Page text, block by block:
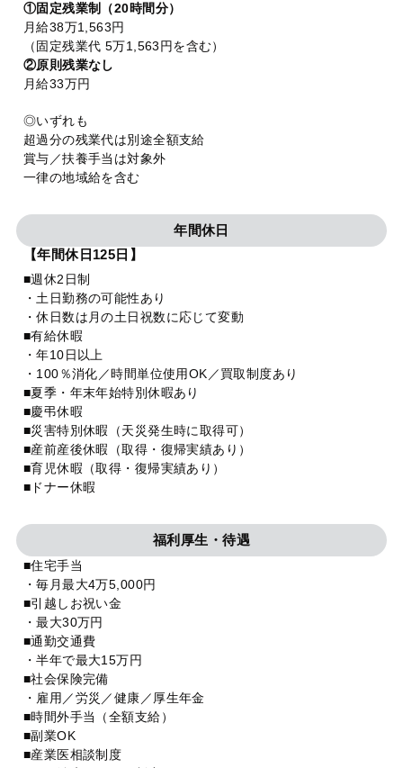
①固定残業制（20時間分）
月給38万1,563円
（固定残業代 5万1,563円を含む）
②原則残業なし
月給33万円
◎いずれも
超過分の残業代は別途全額支給
賞与／扶養手当は対象外
一律の地域給を含む
年間休日
【年間休日125日】
■週休2日制
・土日勤務の可能性あり
・休日数は月の土日祝数に応じて変動
■有給休暇
・年10日以上
・100％消化／時間単位使用OK／買取制度あり
■夏季・年末年始特別休暇あり
■慶弔休暇
■災害特別休暇（天災発生時に取得可）
■産前産後休暇（取得・復帰実績あり）
■育児休暇（取得・復帰実績あり）
■ドナー休暇
福利厚生・待遇
■住宅手当
・毎月最大4万5,000円
■引越しお祝い金
・最大30万円
■通勤交通費
・半年で最大15万円
■社会保険完備
・雇用／労災／健康／厚生年金
■時間外手当（全額支給）
■副業OK
■産業医相談制度